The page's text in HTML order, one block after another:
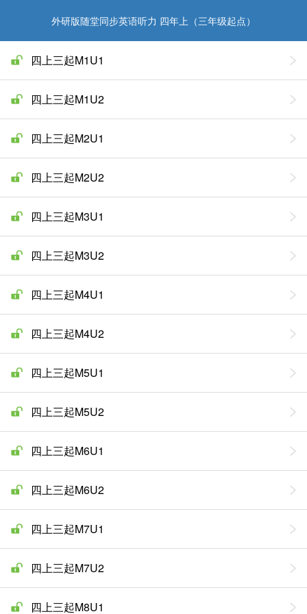
外研版随堂同步英语听力 四年上（三年级起点）
四上三起M1U1
四上三起M1U2
四上三起M2U1
四上三起M2U2
四上三起M3U1
四上三起M3U2
四上三起M4U1
四上三起M4U2
四上三起M5U1
四上三起M5U2
四上三起M6U1
四上三起M6U2
四上三起M7U1
四上三起M7U2
四上三起M8U1